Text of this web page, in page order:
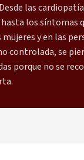
las
los síntomas
y en las
controlada, se
porque no se